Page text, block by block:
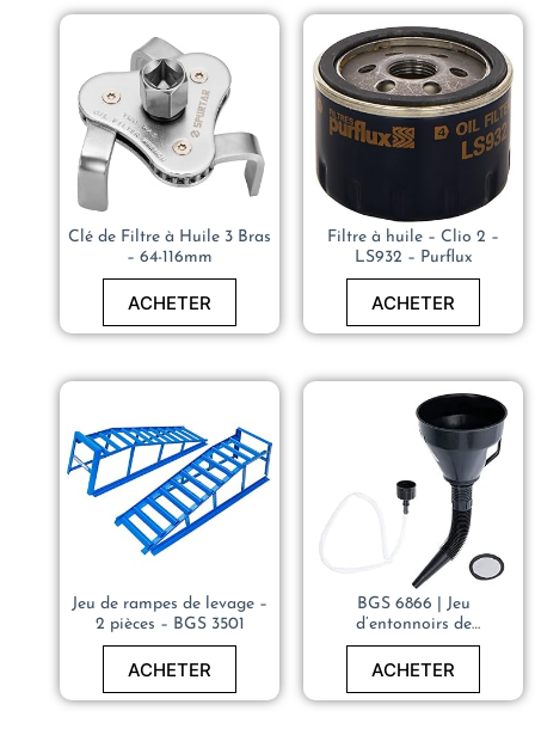
Clé de Filtre à Huile 3 Bras
– 64-116mm
ACHETER
Filtre à huile – Clio 2 –
LS932 – Purflux
ACHETER
Jeu de rampes de levage –
2 pièces – BGS 3501
ACHETER
BGS 6866 | Jeu
d’entonnoirs de
remplissage d’huile | avec
buse et tuyau flexibles | Ø
ACHETER